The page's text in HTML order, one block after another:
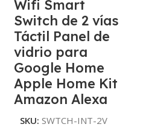
Wifi Smart
Switch de 2 vías
Táctil Panel de
vidrio para
Google Home
Apple Home Kit
Amazon Alexa
SKU: SWTCH-INT-2V